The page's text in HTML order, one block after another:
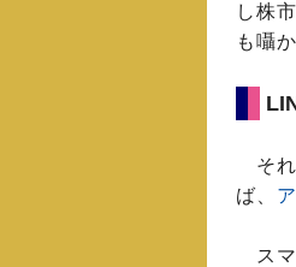
し株
も囁
それ
ば、
スマ